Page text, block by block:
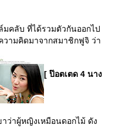
คลับ ที่ได้รวมตัวกันออกไป
วามคิดมาจากสมาชิกฟูจิ ว่า
[ ป๊อตเตด 4 นาง
ว่าผู้หญิงเหมือนดอกไม้ ดัง